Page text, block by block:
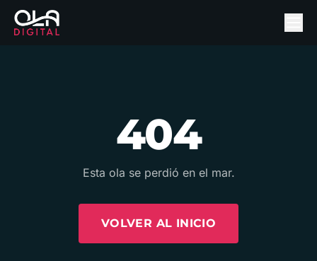
404
Esta ola se perdió en el mar.
VOLVER AL INICIO